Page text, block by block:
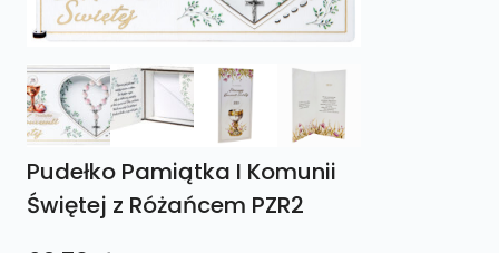
Pudełko Pamiątka I Komunii
Świętej z Różańcem PZR2